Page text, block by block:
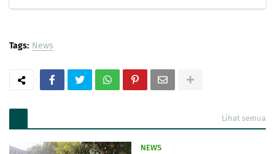
Tags: News
Lihat semua
NEWS